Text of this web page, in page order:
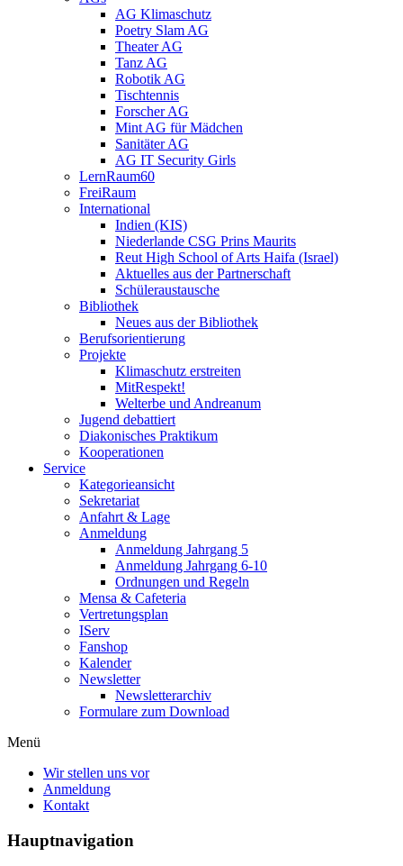
AG Klimaschutz
Poetry Slam AG
Theater AG
Tanz AG
Robotik AG
Tischtennis
Forscher AG
Mint AG für Mädchen
Sanitäter AG
AG IT Security Girls
LernRaum60
FreiRaum
International
Indien (KIS)
Niederlande CSG Prins Maurits
Reut High School of Arts Haifa (Israel)
Aktuelles aus der Partnerschaft
Schüleraustausche
Bibliothek
Neues aus der Bibliothek
Berufsorientierung
Projekte
Klimaschutz erstreiten
MitRespekt!
Welterbe und Andreanum
Jugend debattiert
Diakonisches Praktikum
Kooperationen
Service
Kategorieansicht
Sekretariat
Anfahrt & Lage
Anmeldung
Anmeldung Jahrgang 5
Anmeldung Jahrgang 6-10
Ordnungen und Regeln
Mensa & Cafeteria
Vertretungsplan
IServ
Fanshop
Kalender
Newsletter
Newsletterarchiv
Formulare zum Download
Menü
Wir stellen uns vor
Anmeldung
Kontakt
Hauptnavigation